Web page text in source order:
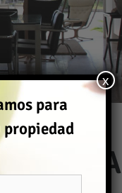
para
x